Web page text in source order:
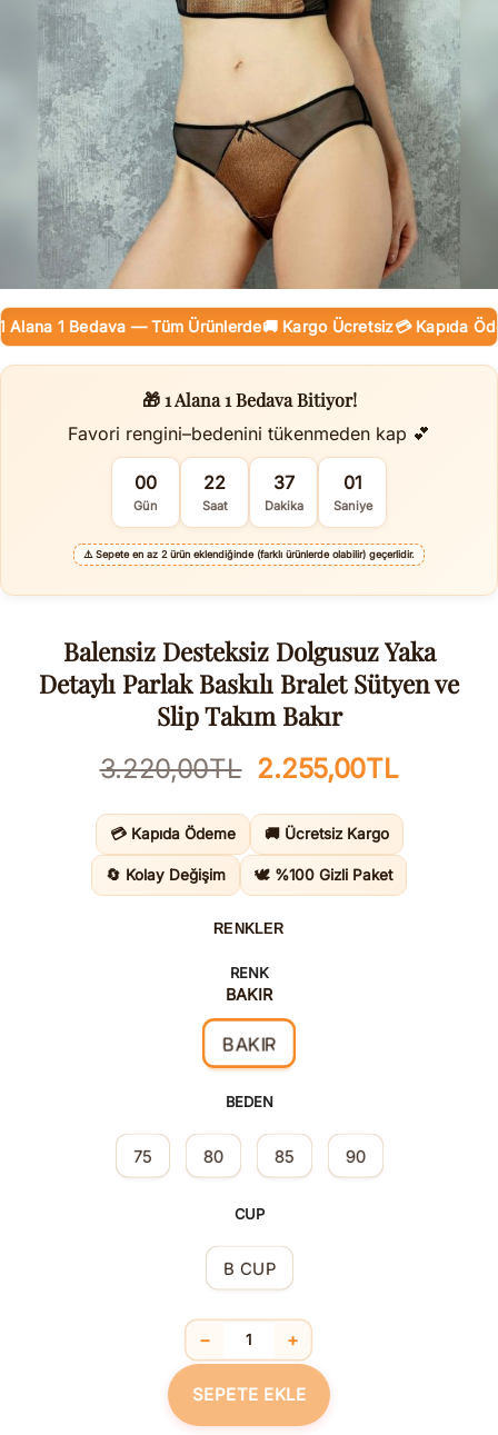
1 Bedava — Tüm Ürünlerde🚚 Kargo Ücretsiz💳 Kapıda
🎁 1 Alana 1 Bedava Bitiyor!
Favori rengini–bedenini tükenmeden kap 💕
00
Gün
22
Saat
37
Dakika
00
Saniye
⚠️Sepete en az 2 ürün eklendiğinde (farklı ürünlerde olabilir) geçerlidir.
Balensiz Desteksiz Dolgusuz Yaka
Detaylı Parlak Baskılı Bralet Sütyen ve
Slip Takım Bakır
3.220,00TL Orijinal
3.220,00TL.
2.255,00TLŞu
fiyat:
💳 Kapıda Ödeme 🚚 Ücretsiz Kargo
🔄 Kolay Değişim 🕊️ %100 Gizli Paket
RENKLER
RENK
BAKIR
BAKIR
BEDEN
75 80 85 90
CUP
B CUP
Balensiz Desteksiz Dolgusuz Yaka
− +
SEPETE EKLE